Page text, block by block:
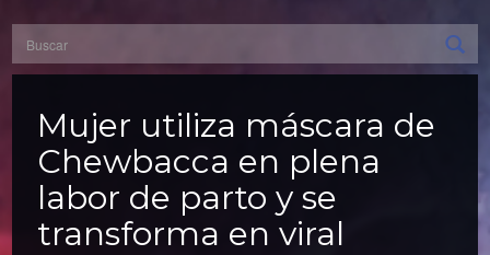
Mujer utiliza máscara de
Chewbacca en plena
labor de parto y se
transforma en viral